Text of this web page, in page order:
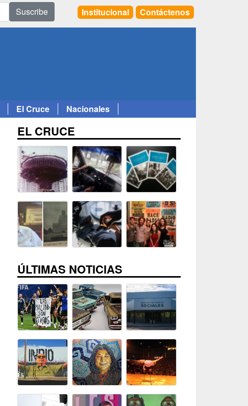
Suscribe Institucional Contáctenos
El Cruce
Nacionales
EL CRUCE
ÚLTIMAS NOTICIAS